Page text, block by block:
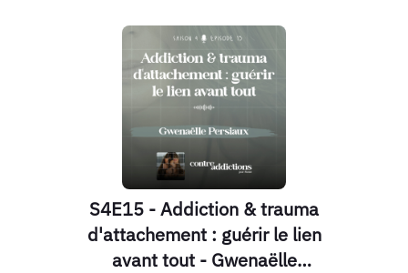
S4E15 - Addiction & trauma
d'attachement : guérir le lien
avant tout - Gwenaëlle